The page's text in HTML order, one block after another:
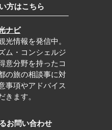
方はこちら
ナビ
光情報を発信中。
ム・コンシェルジ
意分野を持ったコ
の旅の相談事に対
事項やアドバイス
きます。
お問い合わせ